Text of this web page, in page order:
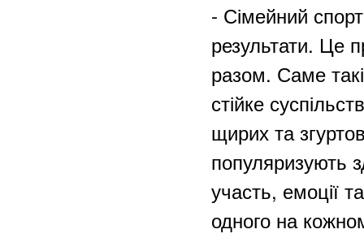
- Сімейний
результати. Це
разом. Саме
стійке
щирих та
популяризують
участь, емоції
одного на